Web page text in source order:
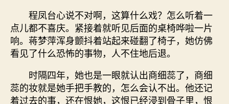
程凤台心说不对啊，这算什么戏？怎么听着一
点儿都不喜庆。紧接着就听见后面的桌椅哗啦一片
响。蒋梦萍浑身颤抖着站起来碰翻了椅子，她仿佛
看见了什么恐怖的事物，人不住地后退。
时隔四年，她也是一眼就认出商细蕊了，商细
蕊的妆就是她手把手教的，怎么会认不出。他还记
着过去的事，还在恨她，这恨已经浸到骨子里，恨